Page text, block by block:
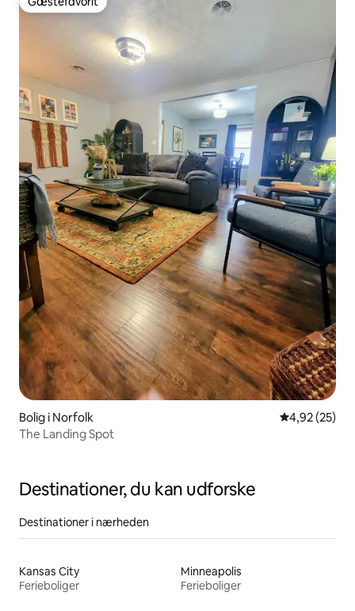
Gæstefavorit
Bolig i Norfolk 4,92 ud af 5 i
4,92 (25)
The Landing Spot
Destinationer, du kan udforske
Destinationer i nærheden
Kansas City
Ferieboliger
Minneapolis
Ferieboliger